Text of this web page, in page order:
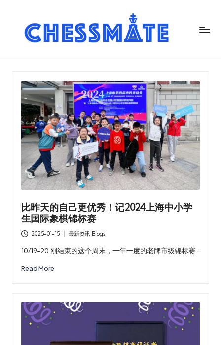
m
at
国
际
象
棋
俱
乐
部
比昨天的自己更优秀！记2024上海中小学
生国际象棋锦标赛
2025-01-15
Posted
in
最新资讯 Blogs
10/19-20 刚结束的这个周末，一年一度的老牌市级锦标赛…
Read More